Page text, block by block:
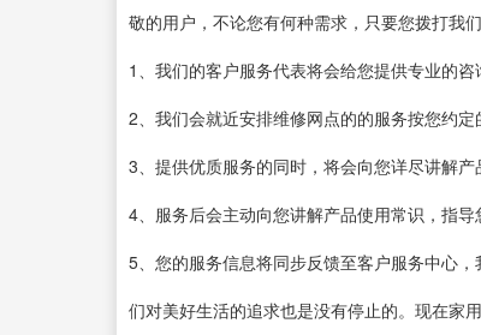
敬的用户，不论您有何种需求，只要您拨打我
1、我们的客户服务代表将会给您提供专业的咨
2、我们会就近安排维修网点的的服务按您约定
3、提供优质服务的同时，将会向您详尽讲解产
4、服务后会主动向您讲解产品使用常识，指导
5、您的服务信息将同步反馈至客户服务中心
们对美好生活的追求也是没有停止的。现在家